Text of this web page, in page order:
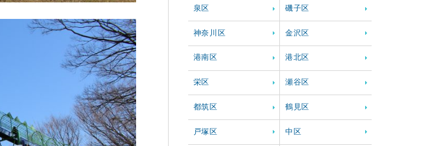
泉区 磯子区
神奈川区 金沢区
港南区 港北区
栄区 瀬谷区
都筑区 鶴見区
戸塚区 中区